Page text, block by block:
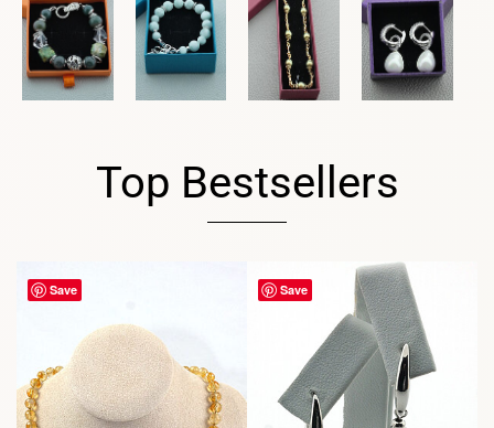
Top Bestsellers
Save Save